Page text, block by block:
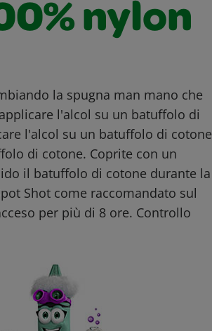
nylon
la spugna man mano che
l'alcol su un batuffolo di
l'alcol su un batuffolo di cotone
di cotone. Coprite con un
il batuffolo di cotone durante la
Shot come raccomandato sul
per più di 8 ore. Controllo